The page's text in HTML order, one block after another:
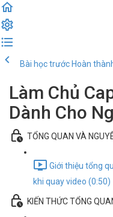
Bài học trước Hoàn
Làm Chủ
Dành Cho
TỔNG QUAN VÀ
Giới thiệu tổng
khi quay video (0:50)
KIẾN THỨC TỔNG